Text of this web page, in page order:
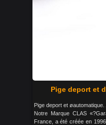
Pige deport et
Pige deport et
Notre Marque CLAS
France, a été créée en